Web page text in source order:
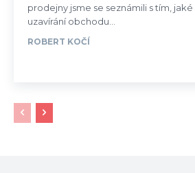
prodejny jsme se seznámili s tím,
uzavírání obchodu...
ROBERT KOČÍ